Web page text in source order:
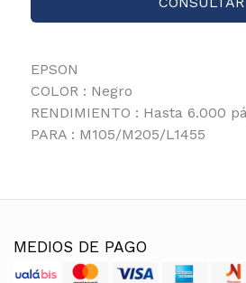
EPSON
COLOR : Negro
RENDIMIENTO : Hasta 6.000
PARA : M105/M205/L1455
MEDIOS DE PAGO